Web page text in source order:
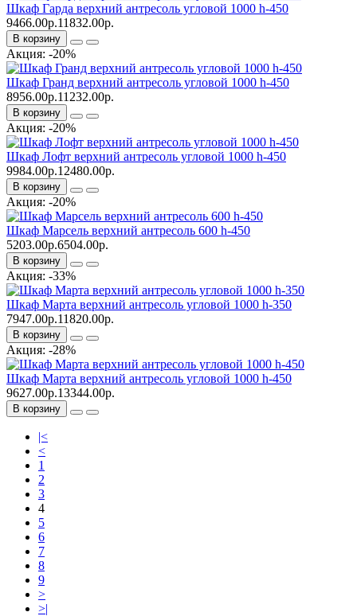
Шкаф Гарда верхний антресоль угловой 1000 h-450
9466.00р.11832.00р.
В корзину
Акция: -20%
Шкаф Гранд верхний антресоль угловой 1000 h-450
8956.00р.11232.00р.
В корзину
Акция: -20%
Шкаф Лофт верхний антресоль угловой 1000 h-450
9984.00р.12480.00р.
В корзину
Акция: -20%
Шкаф Марсель верхний антресоль 600 h-450
5203.00р.6504.00р.
В корзину
Акция: -33%
Шкаф Марта верхний антресоль угловой 1000 h-350
7947.00р.11820.00р.
В корзину
Акция: -28%
Шкаф Марта верхний антресоль угловой 1000 h-450
9627.00р.13344.00р.
В корзину
|<
<
1
2
3
4
5
6
7
8
9
>
>|